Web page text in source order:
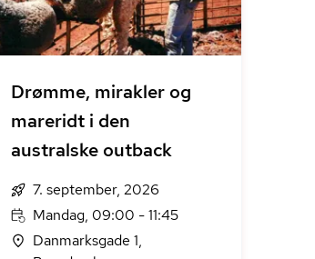
Drømme, mirakler og
mareridt i den
australske outback
7. september, 2026
Mandag, 09:00 - 11:45
Danmarksgade 1,